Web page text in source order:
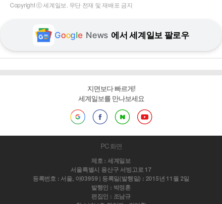
Copyright ⓒ 세계일보. 무단 전재 및 재배포 금지
Google News 에서 세계일보 팔로우
지면보다 빠르게!
세계일보를 만나보세요
PC 화면
제호 : 세계일보
서울특별시 용산구 서빙고로 17
등록번호 : 서울, 아03959 | 등록일(발행일) : 2015년 11월 2일
발행인 : 박정훈
편집인 : 조남규